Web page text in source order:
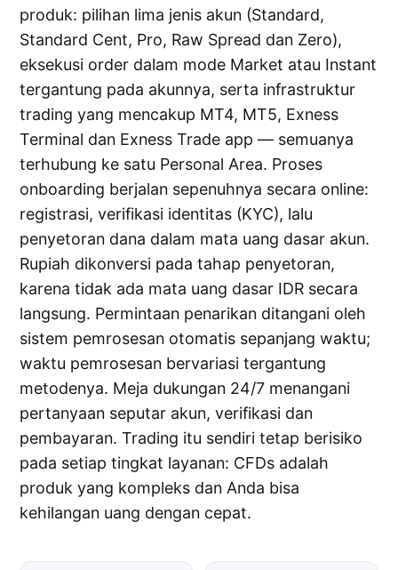
produk: pilihan lima jenis akun (Standard,
Standard Cent, Pro, Raw Spread dan Zero),
eksekusi order dalam mode Market atau Instant
tergantung pada akunnya, serta infrastruktur
trading yang mencakup MT4, MT5, Exness
Terminal dan Exness Trade app — semuanya
terhubung ke satu Personal Area. Proses
onboarding berjalan sepenuhnya secara online:
registrasi, verifikasi identitas (KYC), lalu
penyetoran dana dalam mata uang dasar akun.
Rupiah dikonversi pada tahap penyetoran,
karena tidak ada mata uang dasar IDR secara
langsung. Permintaan penarikan ditangani oleh
sistem pemrosesan otomatis sepanjang waktu;
waktu pemrosesan bervariasi tergantung
metodenya. Meja dukungan 24/7 menangani
pertanyaan seputar akun, verifikasi dan
pembayaran. Trading itu sendiri tetap berisiko
pada setiap tingkat layanan: CFDs adalah
produk yang kompleks dan Anda bisa
kehilangan uang dengan cepat.